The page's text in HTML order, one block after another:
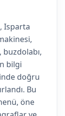
Isparta
bilgi
doğru
Bu
öne